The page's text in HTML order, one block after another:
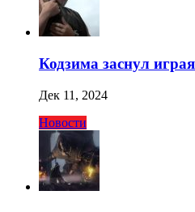
Кодзима заснул
Дек 11, 2024
Новости